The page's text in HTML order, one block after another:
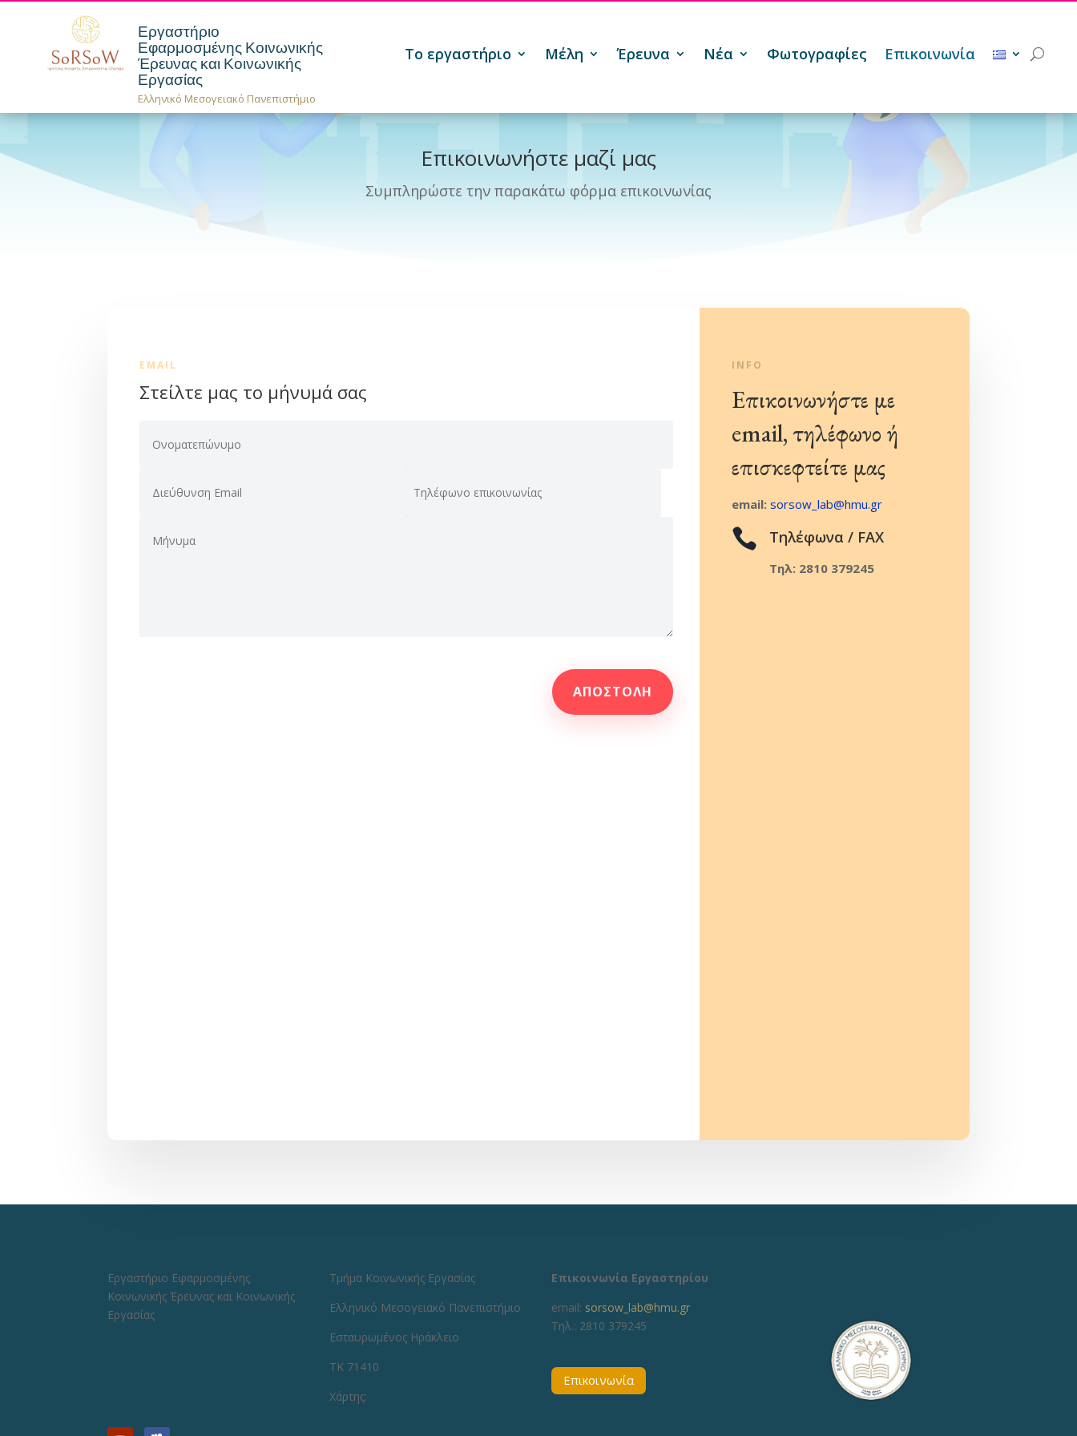
Εργαστήριο
Εφαρμοσμένης Κοινωνικής
Έρευνας και Κοινωνικής
Εργασίας
Ελληνικό Μεσογειακό Πανεπιστήμιο
Το εργαστήριο Μέλη Έρευνα Νέα Φωτογραφίες Επικοινωνία
Επικοινωνήστε μαζί μας
Συμπληρώστε την παρακάτω φόρμα επικοινωνίας
EMAIL
Στείλτε μας το μήνυμά σας
ΑΠΟΣΤΟΛΉ
INFO
Επικοινωνήστε με
email, τηλέφωνο ή
επισκεφτείτε μας
email: sorsow_lab@hmu.gr
 Τηλέφωνα / FAX
Τηλ: 2810 379245
Εργαστήριο Εφαρμοσμένης
Κοινωνικής Έρευνας και Κοινωνικής
Εργασίας
Τμήμα Κοινωνικής Εργασίας
Ελληνικό Μεσογειακό Πανεπιστήμιο
Εσταυρωμένος Ηράκλειο
ΤΚ 71410
Χάρτης:
Επικοινωνία Εργαστηρίου
email: sorsow_lab@hmu.gr
Τηλ.: 2810 379245
Επικοινωνία